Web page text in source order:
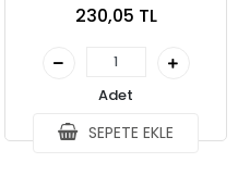
230,05 TL
Adet
SEPETE EKLE